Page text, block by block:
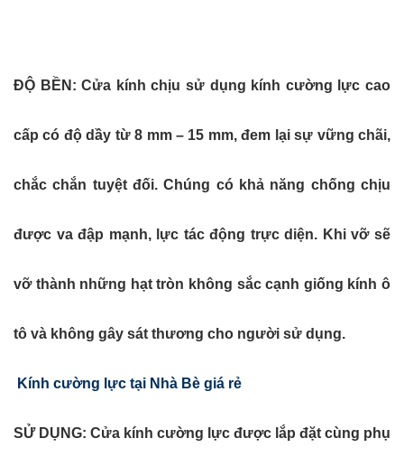
ĐỘ BỀN:Cửa kính chịu sử dụng kính cường lực cao
cấp có độ dầy từ 8 mm – 15 mm, đem lại sự vững chãi,
chắc chắn tuyệt đối. Chúng có khả năng chống chịu
được va đập mạnh, lực tác động trực diện. Khi vỡ sẽ
vỡ thành những hạt tròn không sắc cạnh giống kính ô
tô và không gây sát thương cho người sử dụng.
Kính cường lực tại Nhà Bè giá rẻ
SỬ DỤNG: Cửa kính cường lực được lắp đặt cùng phụ